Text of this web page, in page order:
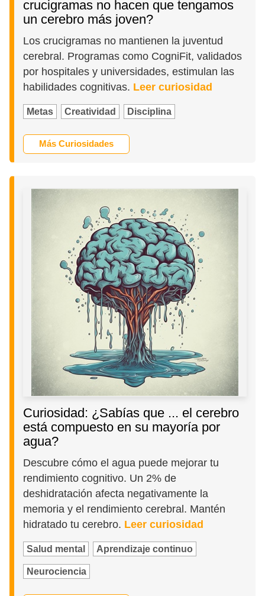
crucigramas no hacen que tengamos
un cerebro más joven?
Los crucigramas no mantienen la juventud
cerebral. Programas como CogniFit, validados
por hospitales y universidades, estimulan las
habilidades cognitivas. Leer curiosidad
Metas Creatividad Disciplina
Más Curiosidades
Curiosidad: ¿Sabías que ... el cerebro
está compuesto en su mayoría por
agua?
Descubre cómo el agua puede mejorar tu
rendimiento cognitivo. Un 2% de
deshidratación afecta negativamente la
memoria y el rendimiento cerebral. Mantén
hidratado tu cerebro. Leer curiosidad
Salud mental Aprendizaje continuo
Neurociencia